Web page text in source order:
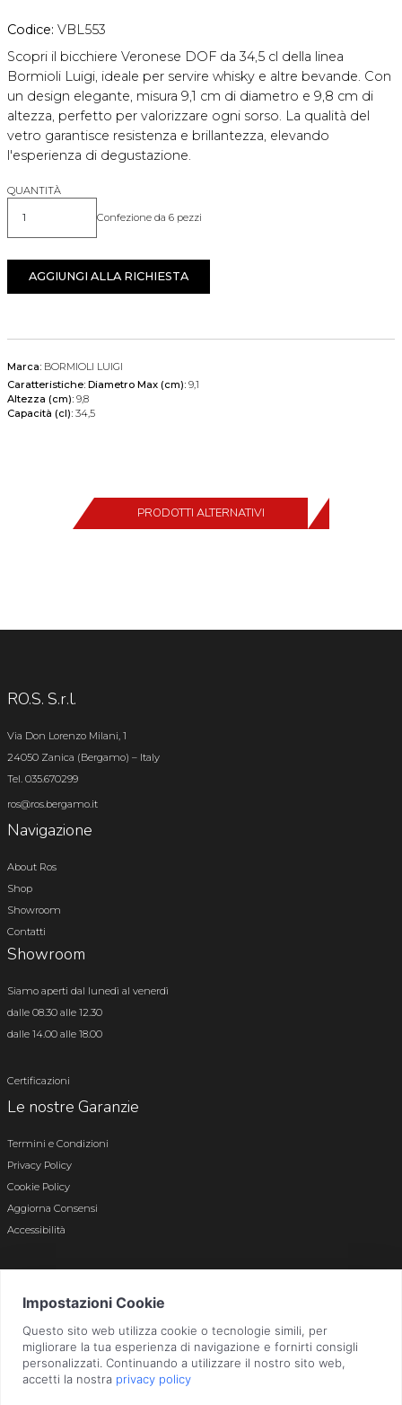
Codice: VBL553
Scopri il bicchiere Veronese DOF da 34,5 cl della linea
Bormioli Luigi, ideale per servire whisky e altre bevande. Con
un design elegante, misura 9,1 cm di diametro e 9,8 cm di
altezza, perfetto per valorizzare ogni sorso. La qualità del
vetro garantisce resistenza e brillantezza, elevando
l'esperienza di degustazione.
QUANTITÀ
Quantità Confezione da 6 pezzi
AGGIUNGI ALLA RICHIESTA
Marca: BORMIOLI LUIGI
Caratteristiche: Diametro Max (cm): 9,1
Altezza (cm): 9,8
Capacità (cl): 34,5
PRODOTTI ALTERNATIVI
RO.S. S.r.l.
Via Don Lorenzo Milani, 1
24050 Zanica (Bergamo) – Italy
Tel. 035.670299
ros@ros.bergamo.it
Navigazione
About Ros
Shop
Showroom
Contatti
Showroom
Siamo aperti dal lunedì al venerdì
dalle 08.30 alle 12.30
dalle 14.00 alle 18.00
Certificazioni
Le nostre Garanzie
Termini e Condizioni
Privacy Policy
Cookie Policy
Aggiorna Consensi
Accessibilità
Bergamo n. 01496180165 · Capitale Sociale i.v. € 800.000,00